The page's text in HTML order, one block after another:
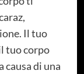
Il tuo
tuo corpo
causa di una